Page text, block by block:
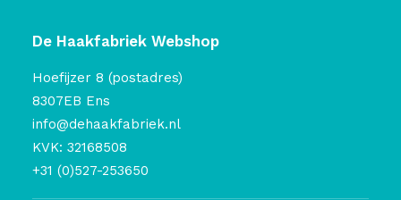
De Haakfabriek Webshop
Hoefijzer 8 (postadres)
8307EB Ens
info@dehaakfabriek.nl
KVK: 32168508
+31 (0)527-253650